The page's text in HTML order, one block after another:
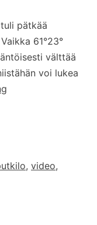
pätkää
61°23°
välttää
voi lukea
, video,